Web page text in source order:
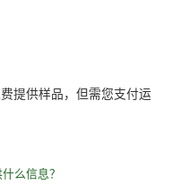
提供样品，但需您支付运
么信息？